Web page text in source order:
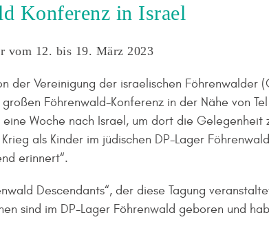
Konferenz in Israel
vom 12. bis 19. März 2023
der Vereinigung der israelischen
Föhrenwald-Konferenz in der Nähe von
Woche nach Israel, um dort die
als Kinder im jüdischen DP-Lager
erinnert“.
Descendants“, der diese Tagung
sind im DP-Lager Föhrenwald geboren und